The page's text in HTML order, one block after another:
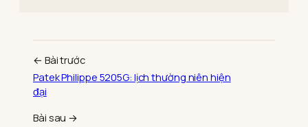
← Bài trước
Patek Philippe 5205G: lịch thường niên hiện
đại
Bài sau →